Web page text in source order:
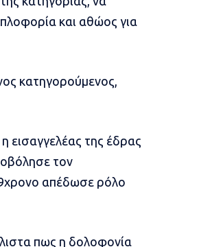
και αθώος για
κατηγορούμενος,
εισαγγελέας της έδρας
τον
απέδωσε ρόλο
πως η δολοφονία